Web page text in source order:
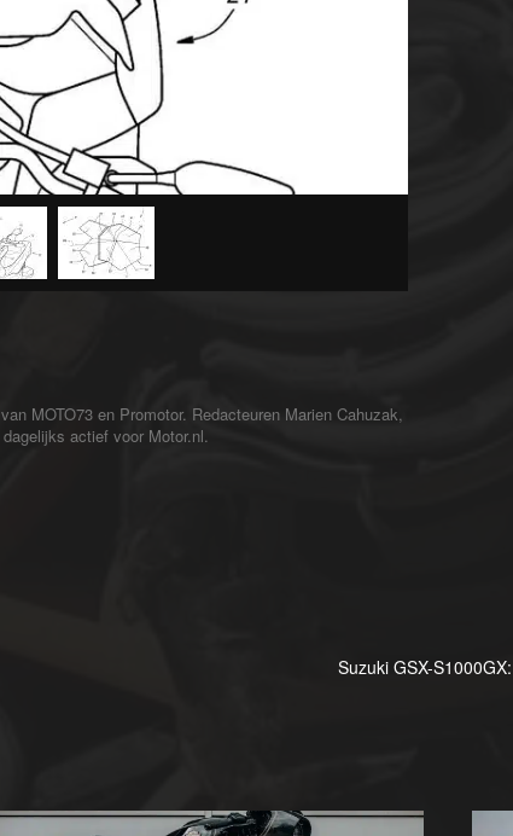
MOTO73 en Promotor. Redacteuren Marien Cahuzak,
actief voor Motor.nl.
Suzuki GSX-